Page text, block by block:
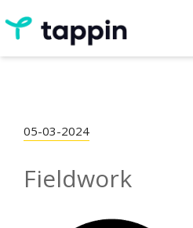
05-03-2024
Fieldwork